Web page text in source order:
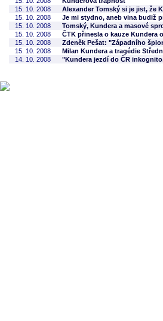
15. 10. 2008
Alexander Tomský si je jist, že
15. 10. 2008
Je mi stydno, aneb vina budiž
15. 10. 2008
Tomský, Kundera a masové
15. 10. 2008
ČTK přinesla o kauze Kundera
15. 10. 2008
Zdeněk Pešat: "Západního
15. 10. 2008
Milan Kundera a tragédie
14. 10. 2008
"Kundera jezdí do ČR